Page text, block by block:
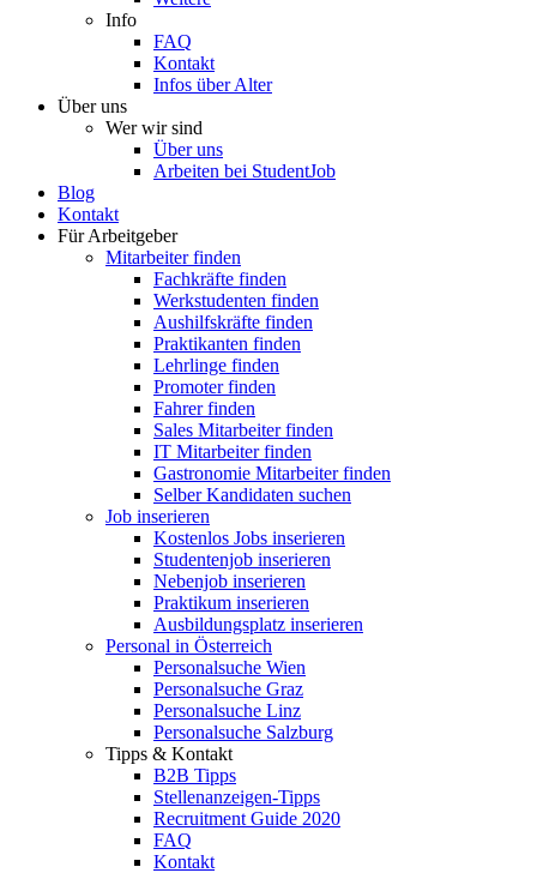
Info
FAQ
Kontakt
Infos über Alter
Über uns
Wer wir sind
Über uns
Arbeiten bei StudentJob
Blog
Kontakt
Für Arbeitgeber
Mitarbeiter finden
Fachkräfte finden
Werkstudenten finden
Aushilfskräfte finden
Praktikanten finden
Lehrlinge finden
Promoter finden
Fahrer finden
Sales Mitarbeiter finden
IT Mitarbeiter finden
Gastronomie Mitarbeiter finden
Selber Kandidaten suchen
Job inserieren
Kostenlos Jobs inserieren
Studentenjob inserieren
Nebenjob inserieren
Praktikum inserieren
Ausbildungsplatz inserieren
Personal in Österreich
Personalsuche Wien
Personalsuche Graz
Personalsuche Linz
Personalsuche Salzburg
Tipps & Kontakt
B2B Tipps
Stellenanzeigen-Tipps
Recruitment Guide 2020
FAQ
Kontakt